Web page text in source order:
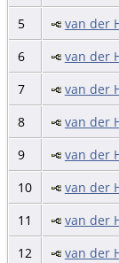
5
van der
6
van der
7
van der
8
van der
9
van der
10
van der
11
van der
12
van der